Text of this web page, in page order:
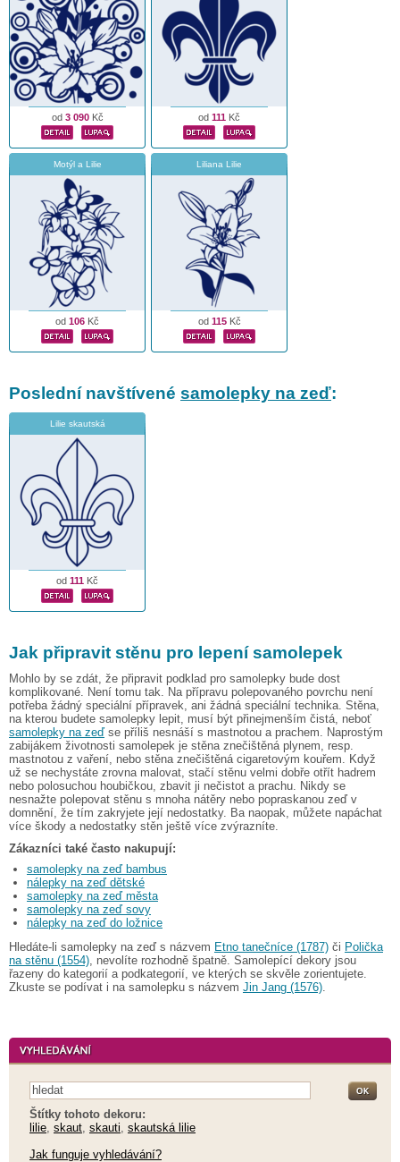
od 3 090Kč od 111 Kč
Motýl a Lilie
od 106 Kč
Liliana Lilie
od 115Kč
Poslední navštívené samolepky na zeď:
Lilie skautská
od 111 Kč
Jak připravit stěnu pro lepení samolepek
Mohlo by se zdát, že připravit podklad pro samolepky bude dost
komplikované. Není tomu tak. Na přípravu polepovaného povrchu není
potřeba žádný speciální přípravek, ani žádná speciální technika. Stěna,
na kterou budete samolepky lepit, musí být přinejmenším čistá, neboť
samolepky na zeďse příliš nesnáší s mastnotou a prachem. Naprostým
zabijákem životnosti samolepek je stěna znečištěná plynem, resp.
mastnotou z vaření, nebo stěna znečištěná cigaretovým kouřem. Když
už se nechystáte zrovna malovat, stačí stěnu velmi dobře otřít hadrem
nebo polosuchou houbičkou, zbavit ji nečistot a prachu. Nikdy se
nesnažte polepovat stěnu s mnoha nátěry nebo popraskanou zeď v
domnění, že tím zakryjete její nedostatky. Ba naopak, můžete napáchat
více škody a nedostatky stěn ještě více zvýrazníte.
Zákazníci také často nakupují:
samolepky na zeď bambus
nálepky na zeď dětské
samolepky na zeď města
samolepky na zeď sovy
nálepky na zeď do ložnice
Hledáte-li samolepky na zeď s názvem Etno tanečníce (1787) či Polička
na stěnu (1554) , nevolíte rozhodně špatně. Samolepící dekory jsou
řazeny do kategorií a podkategorií, ve kterých se skvěle zorientujete.
Zkuste se podívat i na samolepku s názvem Jin Jang (1576)
Štítky tohoto dekoru:
lilie skaut skauti skautská lilie
Jak funguje vyhledávání?